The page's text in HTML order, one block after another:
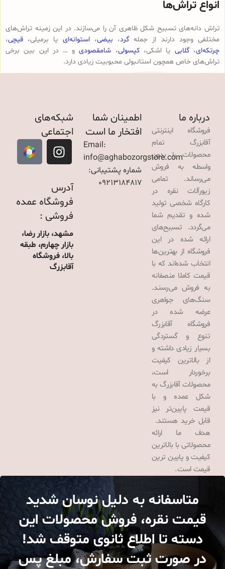
انواع تراش‌ها
تراش دانه‌های تسبیح شکل ظاهری آن را می‌سازند. در این زمینه تراش‌های
مختلفی وجود دارند از جمله گرد، بیضی،استوانه‌ای یا برمیلی، قیچی،
چرتکه‌ای،گلابی یا اشکی،کپسولی، شامقصودیو … در این بین برخی
تراش‌های خاص همچون استانبولی محبوبیت زیادی دارد.
درباره ما
فروشگاه اینترنتی
آقابزرگ تمام
محصولات را بدون
واسطه به فروش
می‌رساند. تمامی
زیورآلات نقره در
کارگاه شخصی تولید
شده و تقدیم شما
می‌گردد. تسبیح‌های
ارائه شده در این
فروشگاه از بهترین‌ها
انتخاب شده‌اند که با
قیمت کاملا منصفانه
به فروش می‌رسند.
سنگ‌های جواهری
عرضه شده در
فروشگاه آقابزرگ
تنوع و گستردگی
بسیار زیادی داشته و
از بالاترین کیفیت
برخوردار است،
محصولات آقابزرگ به
شکل عمده و با
قیمت پایین‌تر نیز
قابل خرید هستند.
هدف ما ارائه
محصولاتی با بالاترین
کیفیت و پایین ترین
قیمت است.
اطمینان شما
افتخار ما است
Email:
info@aghabozorgstore.com
شماره پشتیبانی:
09213184817
شبکه‌های
اجتماعی
آدرس
فروشگاه عمده
فروشی :
مشهد، بازار رضا،
بازار چهارم، طبقه
بالا، فروشگاه
آقابزرگ
متاسفانه به دلیل نوسان شدید
قیمت نقره، فروش محصولات این
دسته تا اطلاع ثانوی متوقف شد!
در صورت ثبت سفارش، مبلغ پس